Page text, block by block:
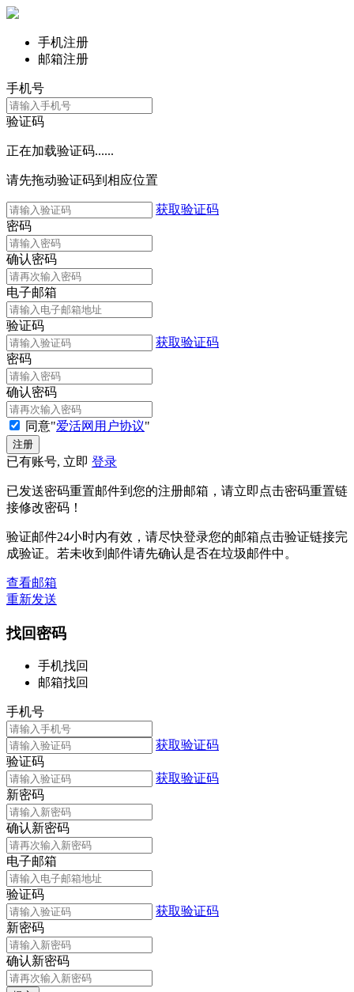
手机注册
邮箱注册
手机号
验证码
正在加载验证码......
请先拖动验证码到相应位置
获取验证码
密码
确认密码
电子邮箱
验证码
获取验证码
密码
确认密码
同意"爱活网用户协议"
已有账号, 立即 登录
已发送密码重置邮件到您的注册邮箱，请立即点击密码重置链
接修改密码！
验证邮件24小时内有效，请尽快登录您的邮箱点击验证链接完
成验证。若未收到邮件请先确认是否在垃圾邮件中。
查看邮箱
重新发送
找回密码
手机找回
邮箱找回
手机号
获取验证码
验证码
获取验证码
新密码
确认新密码
电子邮箱
验证码
获取验证码
新密码
确认新密码